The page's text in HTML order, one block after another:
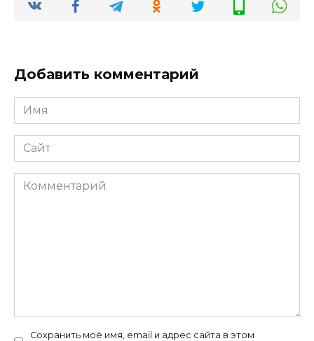
Добавить комментарий
Имя
*
Сайт
Комментарий
Сохранить моё имя, email и адрес сайта в этом